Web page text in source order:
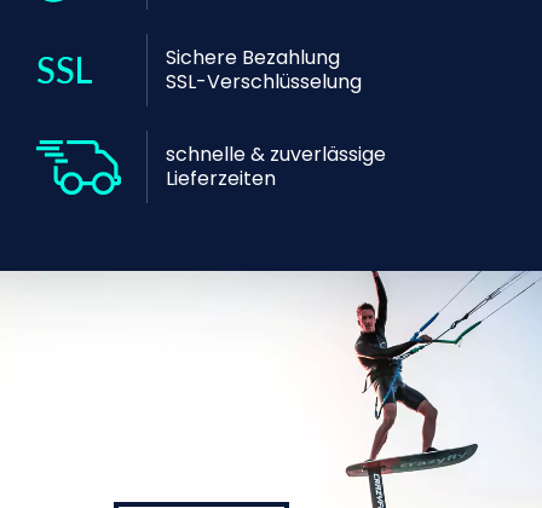
Sichere Bezahlung
SSL-Verschlüsselung
schnelle & zuverlässige
Lieferzeiten